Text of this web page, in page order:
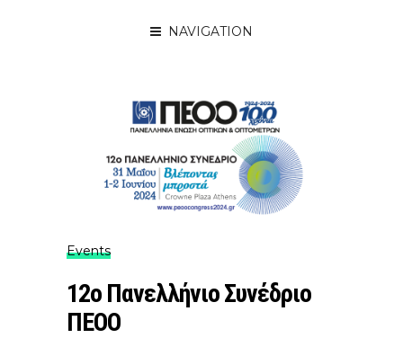
NAVIGATION
Events
12o Πανελλήνιο Συνέδριο
ΠΕΟΟ